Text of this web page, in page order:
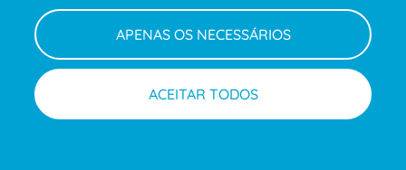
Policy
Política de Privacidade e Cookies
Declaração de Acessibilidade
Canal de Denúncias
Informações legais
APENAS OS NECESSÁRIOS
ACEITAR TODOS